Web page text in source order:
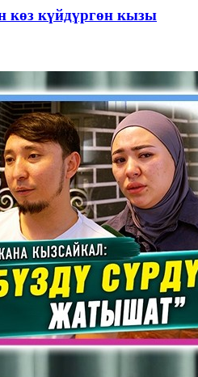
көз күйдүргөн кызы